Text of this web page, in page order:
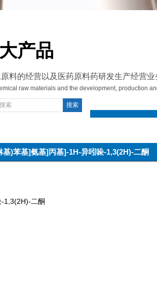
产品
料的经营以及医药原料药研发生产经营业
raw materials and the development, production
)苯基]氨基]丙基]-1H-异吲哚-1,3(2H)-二酮
1,3(2H)-二酮